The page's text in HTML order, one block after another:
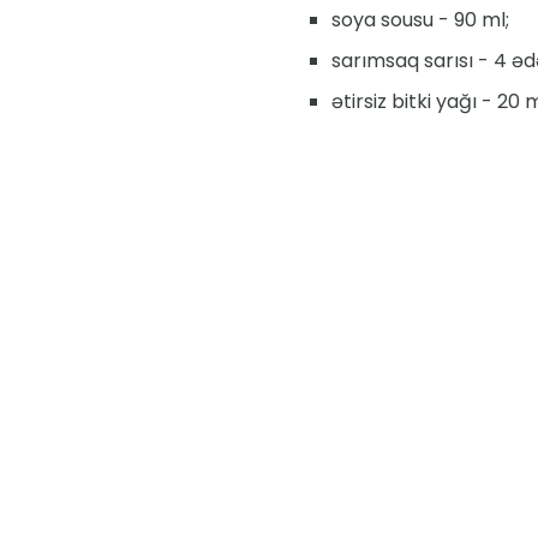
soya sousu - 90 ml;
sarımsaq sarısı - 4
ətirsiz bitki yağı - 20